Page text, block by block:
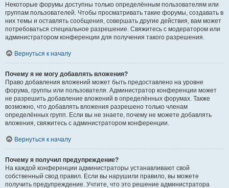
Некоторые форумы доступны только определённым пользователям или
группам пользователей. Чтобы просматривать такие форумы, создавать в
них темы и оставлять сообщения, совершать другие действия, вам может
потребоваться специальное разрешение. Свяжитесь с модератором или
администратором конференции для получения такого разрешения.
Вернуться к началу
Почему я не могу добавлять вложения?
Право добавления вложений может быть предоставлено на уровне
форума, группы или пользователя. Администратор конференции может
не разрешить добавление вложений в определённых форумах. Также
возможно, что добавлять вложения разрешено только членам
определённых групп. Если вы не знаете, почему не можете добавлять
вложения, свяжитесь с администратором конференции.
Вернуться к началу
Почему я получил предупреждение?
На каждой конференции администраторы устанавливают свой
собственный свод правил. Если вы нарушили правило, вы можете
получить предупреждение. Учтите, что это решение администратора